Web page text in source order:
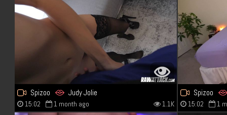
Spizoo Judy Jolie
15:02 1 month ago 1.1K
Spizoo
15:02 1